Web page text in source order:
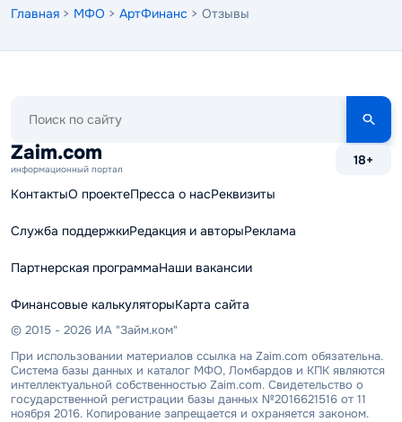
Главная > МФО > АртФинанс > Отзывы
сайту
Zaim.com
информационный портал
18+
КонтактыО проектеПресса о насРеквизиты
Служба поддержкиРедакция и авторыРеклама
Партнерская программаНаши вакансии
Финансовые калькуляторыКарта сайта
© 2015 - 2026 ИА "Займ.ком"
При использовании материалов ссылка на Zaim.com обязательна.
Система базы данных и каталог МФО, Ломбардов и КПК являются
интеллектуальной собственностью Zaim.com. Свидетельство о
государственной регистрации базы данных №2016621516 от 11
ноября 2016. Копирование запрещается и охраняется законом.